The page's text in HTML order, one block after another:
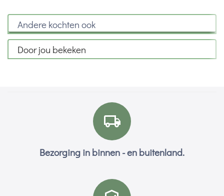
Andere kochten ook
Door jou bekeken
Bezorging in binnen - en buitenland.